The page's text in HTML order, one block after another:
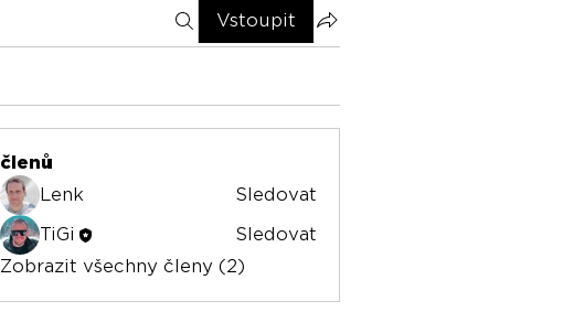
Vstoupit
členů
Lenk
Sledovat
TiGi
Sledovat
Zobrazit všechny členy (2)